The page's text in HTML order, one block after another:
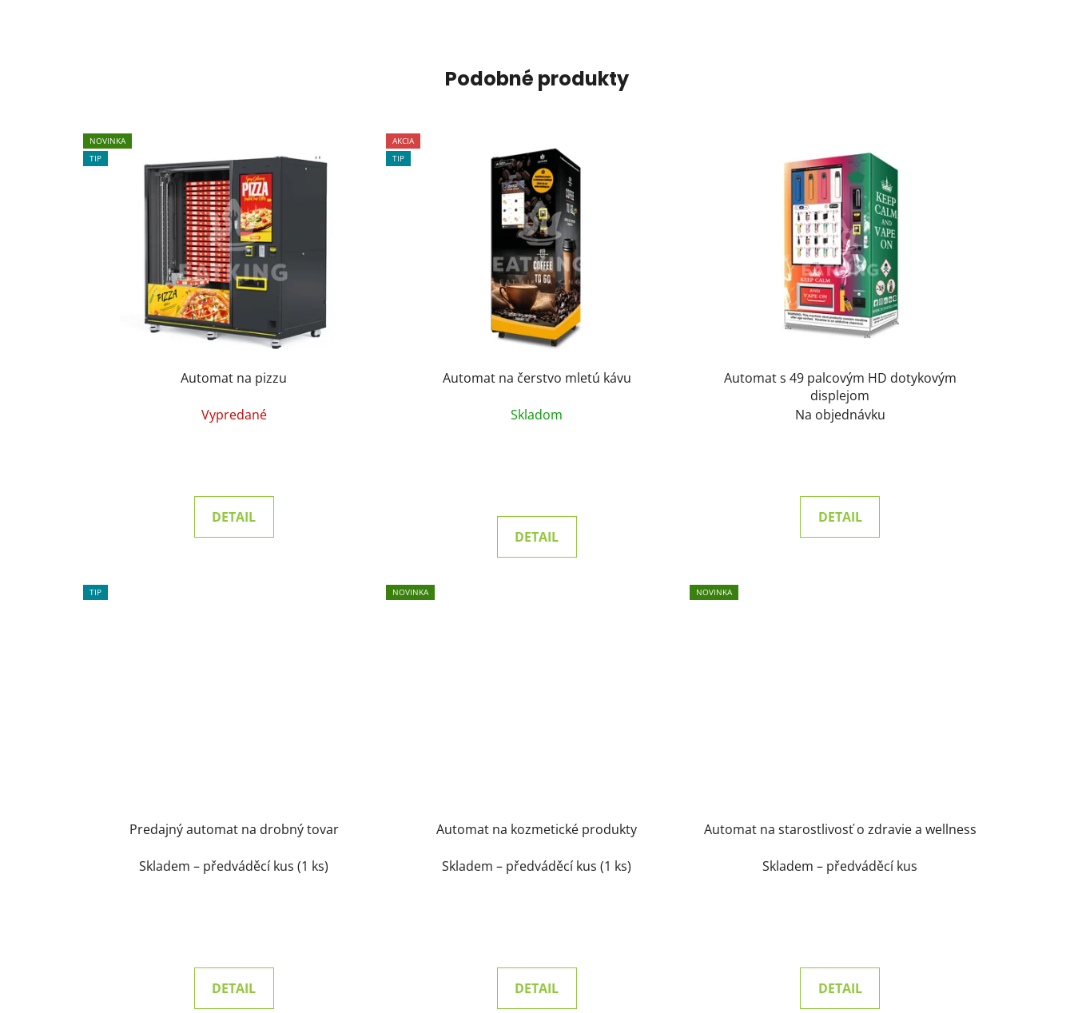
Podobné produkty
NOVINKA
TIP
Automat na pizzu
Vypredané
DETAIL
AKCIA
TIP
Automat na čerstvo mletú kávu
Skladom
DETAIL
Automat s 49 palcovým HD dotykovým
displejom
Na objednávku
DETAIL
TIP
Predajný automat na drobný tovar
Skladem – předváděcí kus(1 ks)
DETAIL
NOVINKA
Automat na kozmetické produkty
Skladem – předváděcí kus(1 ks)
DETAIL
NOVINKA
Automat na starostlivosť o zdravie a wellness
Skladem – předváděcí kus
DETAIL